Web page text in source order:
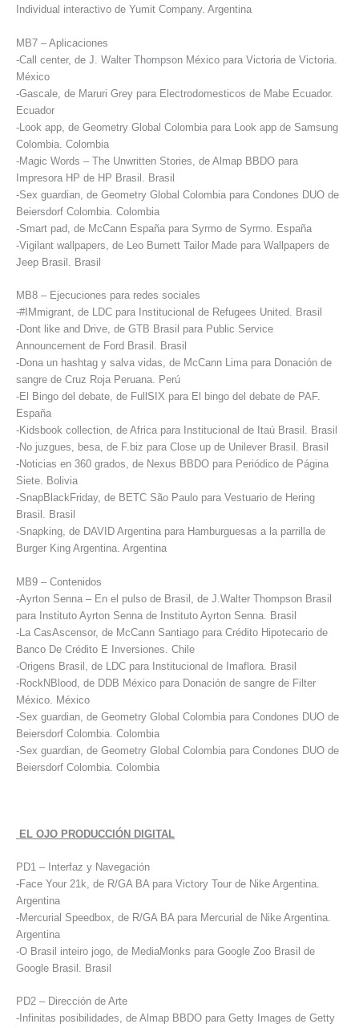
Individual interactivo de Yumit Company. Argentina
MB7 – Aplicaciones
-Call center, de J. Walter Thompson México para Victoria de Victoria.
México
-Gascale, de Maruri Grey para Electrodomesticos de Mabe Ecuador.
Ecuador
-Look app, de Geometry Global Colombia para Look app de Samsung
Colombia. Colombia
-Magic Words – The Unwritten Stories, de Almap BBDO para
Impresora HP de HP Brasil. Brasil
-Sex guardian, de Geometry Global Colombia para Condones DUO de
Beiersdorf Colombia. Colombia
-Smart pad, de McCann España para Syrmo de Syrmo. España
-Vigilant wallpapers, de Leo Burnett Tailor Made para Wallpapers de
Jeep Brasil. Brasil
MB8 – Ejecuciones para redes sociales
-#IMmigrant, de LDC para Institucional de Refugees United. Brasil
-Dont like and Drive, de GTB Brasil para Public Service
Announcement de Ford Brasil. Brasil
-Dona un hashtag y salva vidas, de McCann Lima para Donación de
sangre de Cruz Roja Peruana. Perú
-El Bingo del debate, de FullSIX para El bingo del debate de PAF.
España
-Kidsbook collection, de Africa para Institucional de Itaú Brasil. Brasil
-No juzgues, besa, de F.biz para Close up de Unilever Brasil. Brasil
-Noticias en 360 grados, de Nexus BBDO para Periódico de Página
Siete. Bolivia
-SnapBlackFriday, de BETC São Paulo para Vestuario de Hering
Brasil. Brasil
-Snapking, de DAVID Argentina para Hamburguesas a la parrilla de
Burger King Argentina. Argentina
MB9 – Contenidos
-Ayrton Senna – En el pulso de Brasil, de J.Walter Thompson Brasil
para Instituto Ayrton Senna de Instituto Ayrton Senna. Brasil
-La CasAscensor, de McCann Santiago para Crédito Hipotecario de
Banco De Crédito E Inversiones. Chile
-Origens Brasil, de LDC para Institucional de Imaflora. Brasil
-RockNBlood, de DDB México para Donación de sangre de Filter
México. México
-Sex guardian, de Geometry Global Colombia para Condones DUO de
Beiersdorf Colombia. Colombia
-Sex guardian, de Geometry Global Colombia para Condones DUO de
Beiersdorf Colombia. Colombia
EL OJO PRODUCCIÓN DIGITAL
PD1 – Interfaz y Navegación
-Face Your 21k, de R/GA BA para Victory Tour de Nike Argentina.
Argentina
-Mercurial Speedbox, de R/GA BA para Mercurial de Nike Argentina.
Argentina
-O Brasil inteiro jogo, de MediaMonks para Google Zoo Brasil de
Google Brasil. Brasil
PD2 – Dirección de Arte
-Infinitas posibilidades, de Almap BBDO para Getty Images de Getty